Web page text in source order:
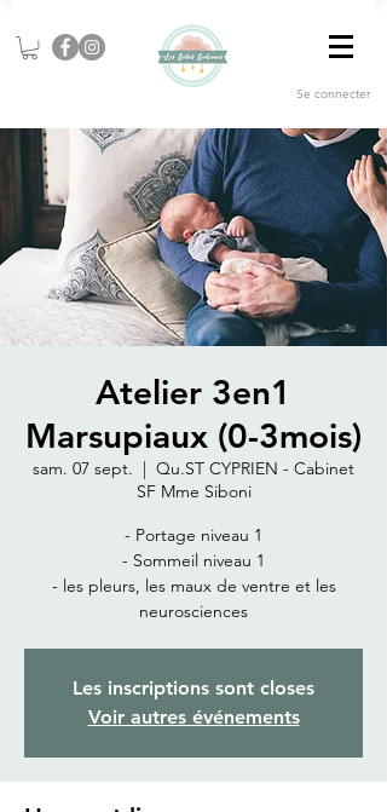
Se connecter
Atelier 3en1
Marsupiaux (0-3mois)
sam. 07 sept.
  |
Qu.ST CYPRIEN - Cabinet
SF Mme Siboni
- Portage niveau 1
- Sommeil niveau 1
- les pleurs, les maux de ventre et les
neurosciences
Les inscriptions sont closes
Voir autres événements